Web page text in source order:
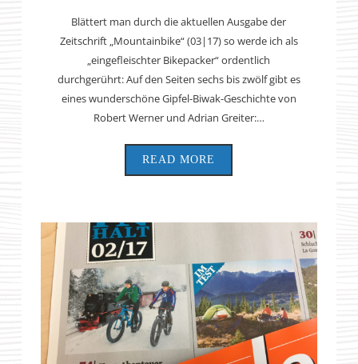
Blättert man durch die aktuellen Ausgabe der
Zeitschrift „Mountainbike“ (03|17) so werde ich als
„eingefleischter Bikepacker“ ordentlich
durchgerührt: Auf den Seiten sechs bis zwölf gibt es
eines wunderschöne Gipfel-Biwak-Geschichte von
Robert Werner und Adrian Greiter:…
READ MORE